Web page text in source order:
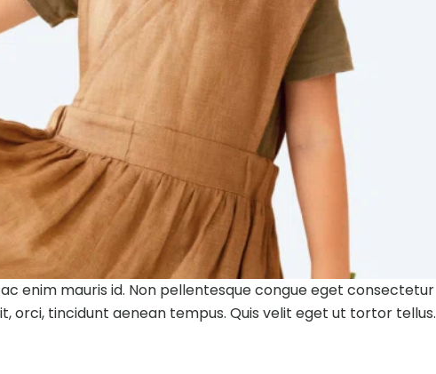
enim mauris id. Non pellentesque congue eget consectetur
orci, tincidunt aenean tempus. Quis velit eget ut tortor tellus.